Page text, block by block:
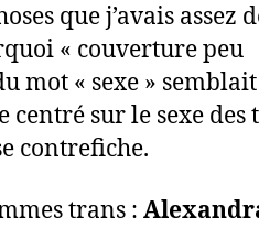
que j’avais assez
« couverture peu
mot « sexe » semblait
sur le sexe des
contrefiche.
trans :